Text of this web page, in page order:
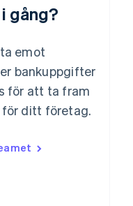
gång?
emot
bankuppgifter
för att ta fram
ditt företag.